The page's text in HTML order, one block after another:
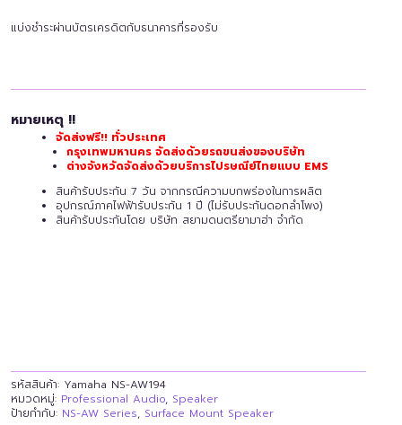
แบ่งชำระผ่านบัตรเครดิตกับธนาคารที่รองรับ
หมายเหตุ !!
จัดส่งฟรี!! ทั่วประเทศ
กรุงเทพมหานคร จัดส่งด้วยรถขนส่งของบริษัท
ต่างจังหวัดจัดส่งด้วยบริการไปรษณีย์ไทยแบบ EMS
สินค้ารับประกัน 7 วัน จากกรณีความบกพร่องในการผลิต
อุปกรณ์ภาคไฟฟ้ารับประกัน 1 ปี (ไม่รับประกันดอกลำโพง)
สินค้ารับประกันโดย บริษัท สยามดนตรียามาฮ่า จำกัด
รหัสสินค้า: Yamaha NS-AW194
หมวดหมู่: Professional Audio, Speaker
ป้ายกำกับ: NS-AW Series, Surface Mount Speaker